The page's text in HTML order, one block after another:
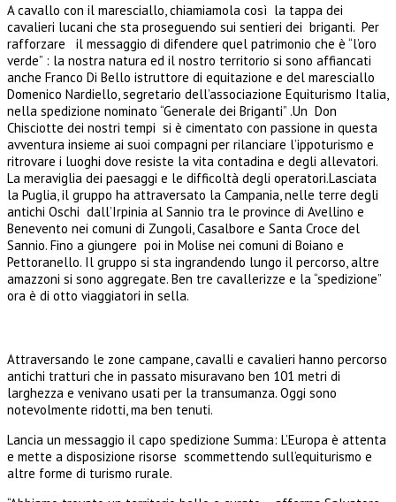
A cavallo con il maresciallo, chiamiamola così la tappa dei
cavalieri lucani che sta proseguendo sui sentieri dei briganti. Per
rafforzare il messaggio di difendere quel patrimonio che è “l’oro
verde” : la nostra natura ed il nostro territorio si sono affiancati
anche Franco Di Bello istruttore di equitazione e del maresciallo
Domenico Nardiello, segretario dell’associazione Equiturismo Italia,
nella spedizione nominato “Generale dei Briganti” .Un Don
Chisciotte dei nostri tempi si è cimentato con passione in questa
avventura insieme ai suoi compagni per rilanciare l’ippoturismo e
ritrovare i luoghi dove resiste la vita contadina e degli allevatori.
La meraviglia dei paesaggi e le difficoltà degli operatori.Lasciata
la Puglia, il gruppo ha attraversato la Campania, nelle terre degli
antichi Oschi dall’Irpinia al Sannio tra le province di Avellino e
Benevento nei comuni di Zungoli, Casalbore e Santa Croce del
Sannio. Fino a giungere poi in Molise nei comuni di Boiano e
Pettoranello. Il gruppo si sta ingrandendo lungo il percorso, altre
amazzoni si sono aggregate. Ben tre cavallerizze e la “spedizione”
ora è di otto viaggiatori in sella.
Attraversando le zone campane, cavalli e cavalieri hanno percorso
antichi tratturi che in passato misuravano ben 101 metri di
larghezza e venivano usati per la transumanza. Oggi sono
notevolmente ridotti, ma ben tenuti.
Lancia un messaggio il capo spedizione Summa: L’Europa è attenta
e mette a disposizione risorse scommettendo sull’equiturismo e
altre forme di turismo rurale.